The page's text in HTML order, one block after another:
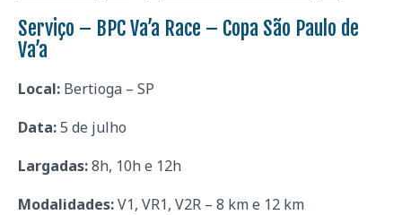
Serviço – BPC Va’a Race – Copa São Paulo de
Va’a
Local: Bertioga – SP
Data:5 de julho
Largadas:8h, 10h e 12h
Modalidades:V1, VR1, V2R – 8 km e 12 km